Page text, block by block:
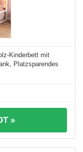
Kinderbett mit
Platzsparendes
»